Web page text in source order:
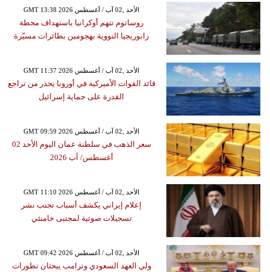
GMT 13:38 2026 الأحد ,02 آب / أغسطس
روساتوم تتهم أوكرانيا باستهداف محطة
زابوريجيا النووية بهجومين بطائرات مسيّرة
GMT 11:37 2026 الأحد ,02 آب / أغسطس
قائد القوات الأميركية في أوروبا يحذر من تراجع
القدرة على حماية إسرائيل
GMT 09:59 2026 الأحد ,02 آب / أغسطس
سعر الذهب في سلطنة عمان اليوم الأحد 02
أغسطس/ آب 2026
GMT 11:10 2026 الأحد ,02 آب / أغسطس
إعلام إيراني يكشف أسباب تجنب نشر
تسجيلات صوتية لمجتبى خامنئي
GMT 09:42 2026 الأحد ,02 آب / أغسطس
ولي العهد السعودي وترامب يبحثان تطورات